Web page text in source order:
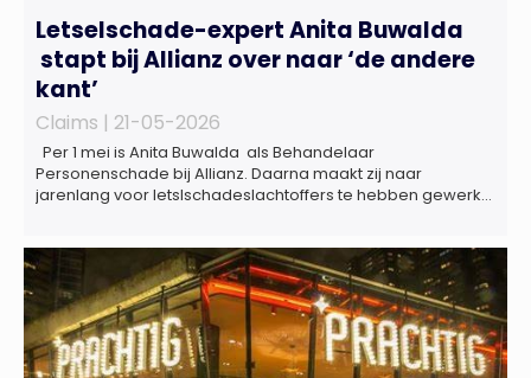
Letselschade-expert Anita Buwalda
stapt bij Allianz over naar ‘de andere
kant’
Claims | 21-05-2026
Per 1 mei is Anita Buwalda als Behandelaar
Personenschade bij Allianz. Daarna maakt zij naar
jarenlang voor letslschadeslachtoffers te hebben gewerkt
naam van Buwalda Letselschade, waarin zij onder meer
werkzaam was voor ZLM, Ard Korevaar Personenschade,
Overtoom […]